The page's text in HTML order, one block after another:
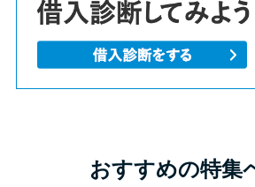
おすすめの特集